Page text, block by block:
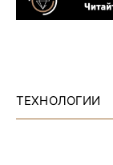
ТЕХНОЛОГИИ